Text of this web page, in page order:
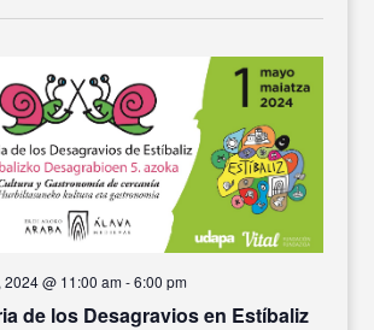
de los Desagravios en Estíbaliz
2024 @ 11:00 am-6:00 pm